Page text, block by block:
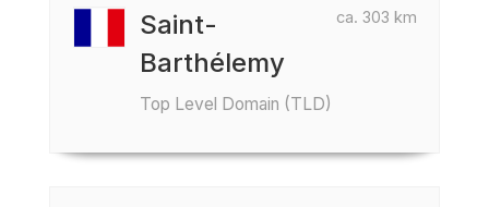
ca. 303 km
Saint-
Barthélemy
Top Level Domain (TLD)